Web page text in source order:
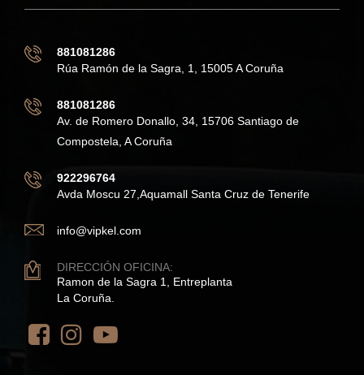
881081286
Rúa Ramón de la Sagra, 1, 15005 A Coruña
881081286
Av. de Romero Donallo, 34, 15706 Santiago de
Compostela, A Coruña
922296764
Avda Moscu 27,Aquamall Santa Cruz de Tenerife
info@vipkel.com
DIRECCIÓN OFICINA:
Ramon de la Sagra 1, Entreplanta
La Coruña.